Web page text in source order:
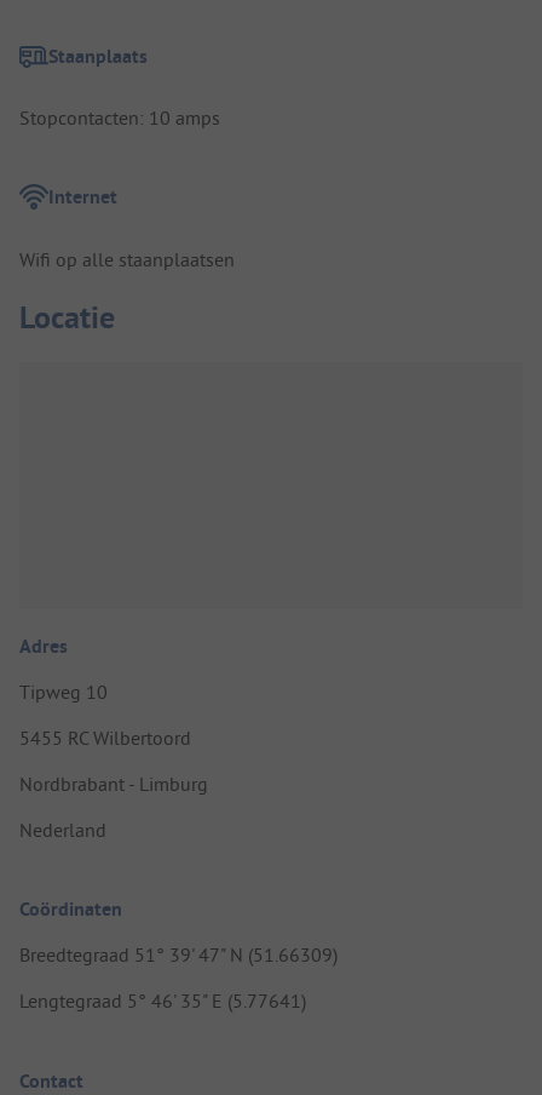
Staanplaats
Stopcontacten: 10 amps
Internet
Wifi op alle staanplaatsen
Locatie
Adres
Tipweg 10
5455 RC Wilbertoord
Nordbrabant - Limburg
Nederland
Coördinaten
Breedtegraad 51° 39' 47" N (51.66309)
Lengtegraad 5° 46' 35" E (5.77641)
Contact